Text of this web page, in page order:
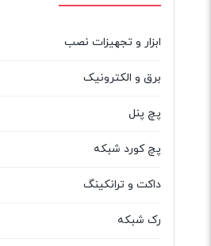
ابزار و تجهیزات نصب
برق و الکترونیک
پچ پنل
پچ کورد شبکه
داکت و ترانکینگ
رک شبکه